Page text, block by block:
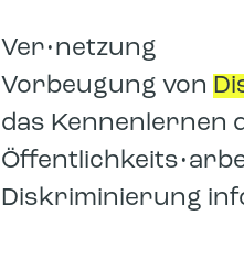
Ver•netzung
Vorbeugung von
das Kennenlernen
Diskriminierung